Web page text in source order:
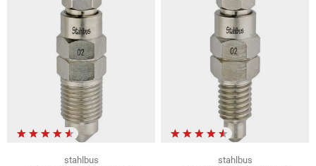
stahlbus
stahlbus